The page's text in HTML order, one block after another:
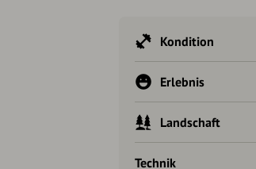
Kondition
Erlebnis
Landschaft
Technik